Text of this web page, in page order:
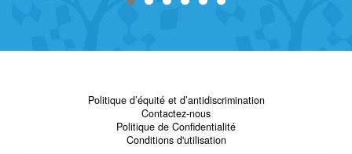
Politique d’équité et d’antidiscrimination
Contactez-nous
Politique de Confidentialité
Conditions d'utilisation